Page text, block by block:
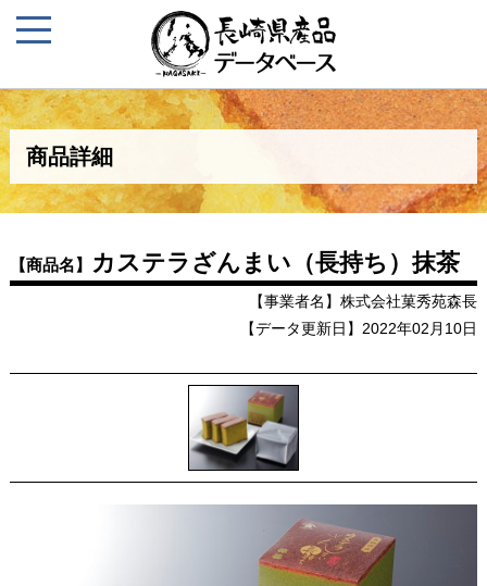
商品詳細
【商品名】 カステラざんまい（長持ち）抹茶
【事業者名】株式会社菓秀苑森長
【データ更新日】2022年02月10日